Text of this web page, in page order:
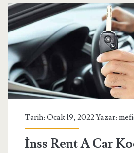
Etiket:
<span>İnss
Rent
A
Car
Kocaeli</span>
Tarih: Ocak 19, 2022 Yazar:
İnss Rent A Car